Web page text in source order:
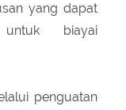
yang dapat
biayai
penguatan